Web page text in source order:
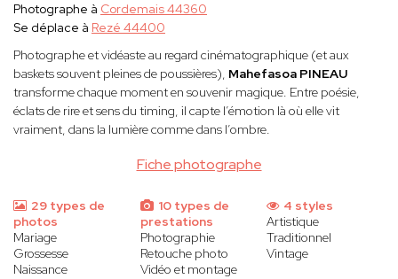
Fiche photographe
Photographe à Cordemais 44360
Se déplace à Rezé 44400
Photographe et vidéaste au regard cinématographique (et aux
baskets souvent pleines de poussières), Mahefasoa PINEAU
transforme chaque moment en souvenir magique. Entre poésie,
éclats de rire et sens du timing, il capte l’émotion là où elle vit
vraiment, dans la lumière comme dans l’ombre.
29 types de
photos
Mariage
Grossesse
Naissance
10 types de
prestations
Photographie
Retouche photo
Vidéo et montage
4 styles
Artistique
Traditionnel
Vintage